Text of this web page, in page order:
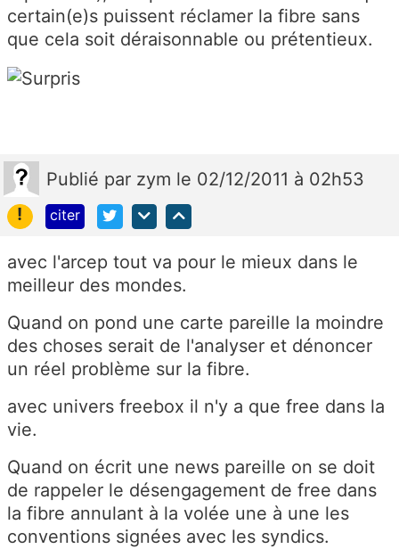
certain(e)s puissent réclamer la fibre sans
que cela soit déraisonnable ou prétentieux.
Publié par zym le 02/12/2011 à 02h53
!
citer
avec l'arcep tout va pour le mieux dans le
meilleur des mondes.
Quand on pond une carte pareille la moindre
des choses serait de l'analyser et dénoncer
un réel problème sur la fibre.
avec univers freebox il n'y a que free dans la
vie.
Quand on écrit une news pareille on se doit
de rappeler le désengagement de free dans
la fibre annulant à la volée une à une les
conventions signées avec les syndics.